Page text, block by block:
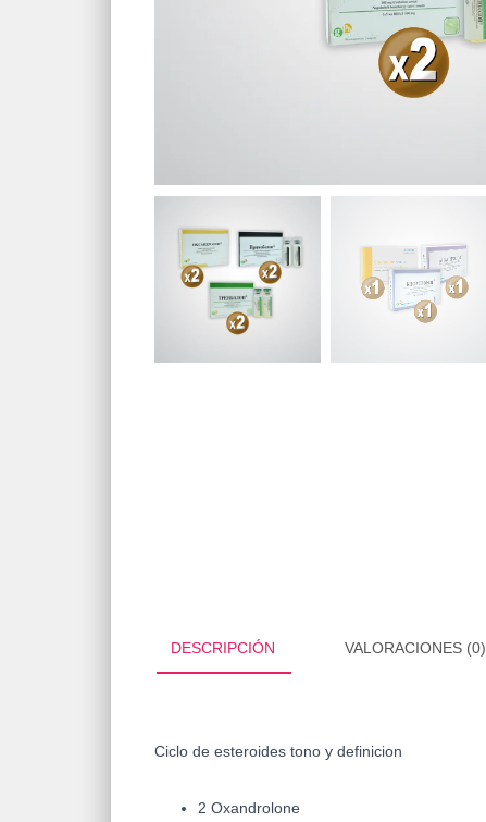
DESCRIPCIÓN VALORACIONES (0)
Ciclo de esteroides tono y definicion
2 Oxandrolone